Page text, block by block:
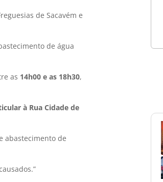
de Sacavém e
de água
as 14h00 e as 18h30,
à Rua Cidade de
abastecimento de